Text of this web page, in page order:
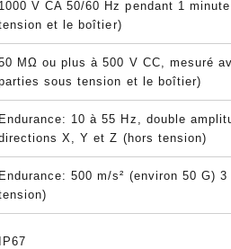
1000 V CA 50/60 Hz pendant 1
et le boîtier)
MΩ ou plus à 500 V CC, mesuré
sous tension et le boîtier)
Endurance: 10 à 55 Hz, double
X, Y et Z (hors tension)
Endurance: 500 m/s² (environ 50 G)
IP67